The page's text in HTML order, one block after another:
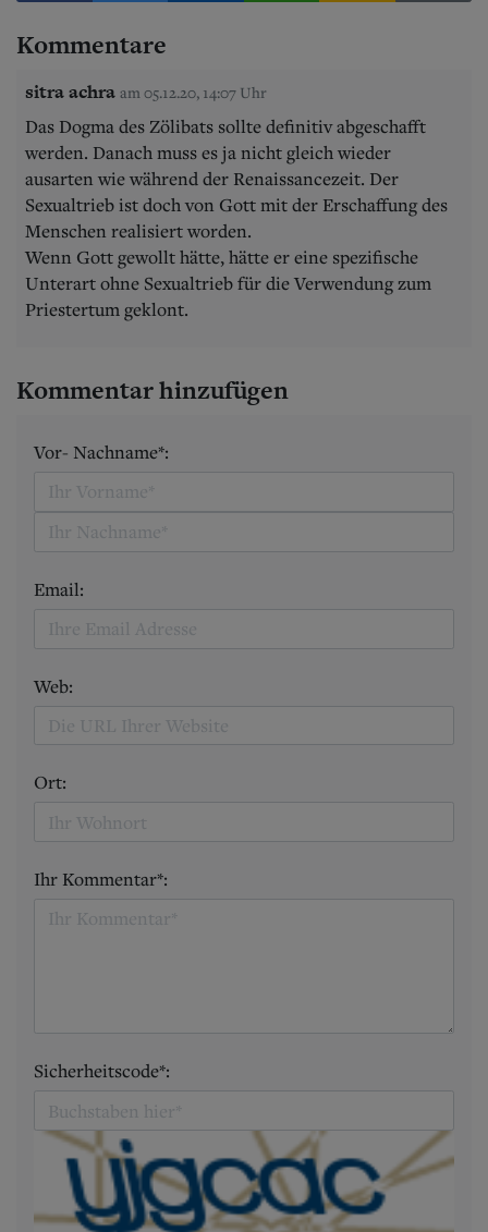
Kommentare
sitra achra am 05.12.20, 14:07 Uhr
Das Dogma des Zölibats sollte definitiv abgeschafft
werden. Danach muss es ja nicht gleich wieder
ausarten wie während der Renaissancezeit. Der
Sexualtrieb ist doch von Gott mit der Erschaffung des
Menschen realisiert worden.
Wenn Gott gewollt hätte, hätte er eine spezifische
Unterart ohne Sexualtrieb für die Verwendung zum
Priestertum geklont.
Kommentar hinzufügen
Vor- Nachname*:
Email:
Web:
Ort:
Ihr Kommentar*:
Sicherheitscode*: